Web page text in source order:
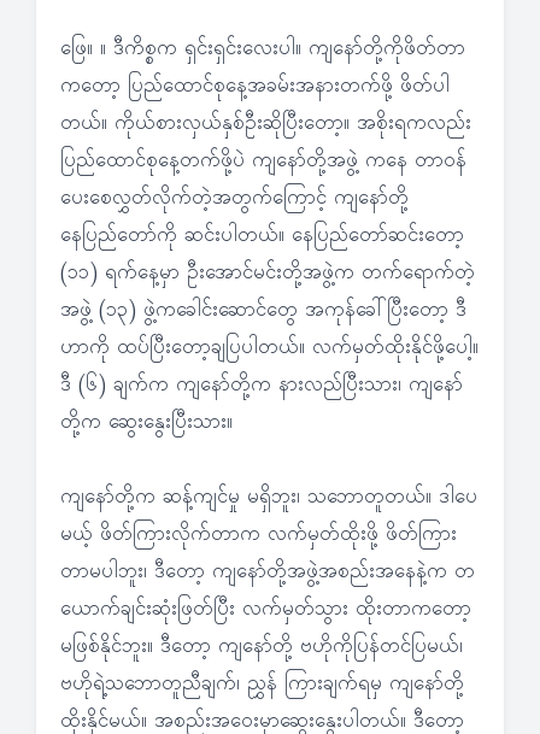
ဖြေ။ ။ ဒီကိစ္စက ရှင်းရှင်းလေးပါ။ ကျနော်တို့ကိုဖိတ်တာ
ကတော့ ပြည်ထောင်စုနေ့အခမ်းအနားတက်ဖို့ ဖိတ်ပါ
တယ်။ ကိုယ်စားလှယ်နှစ်ဦးဆိုပြီးတော့။ အစိုးရကလည်း
ပြည်ထောင်စုနေ့တက်ဖို့ပဲ ကျနော်တို့အဖွဲ့ ကနေ တာဝန်
ပေးစေလွှတ်လိုက်တဲ့အတွက်ကြောင့် ကျနော်တို့
နေပြည်တော်ကို ဆင်းပါတယ်။ နေပြည်တော်ဆင်းတော့
(၁၁) ရက်နေ့မှာ ဦးအောင်မင်းတို့အဖွဲ့က တက်ရောက်တဲ့
အဖွဲ့ (၁၃) ဖွဲ့ကခေါင်းဆောင်တွေ အကုန်ခေါ်ပြီးတော့ ဒီ
ဟာကို ထပ်ပြီးတော့ချပြပါတယ်။ လက်မှတ်ထိုးနိုင်ဖို့ပေါ့။
ဒီ (၆) ချက်က ကျနော်တို့က နားလည်ပြီးသား၊ ကျနော်
တို့က ဆွေးနွေးပြီးသား။
ကျနော်တို့က ဆန့်ကျင်မှု မရှိဘူး၊ သဘောတူတယ်။ ဒါပေ
မယ့် ဖိတ်ကြားလိုက်တာက လက်မှတ်ထိုးဖို့ ဖိတ်ကြား
တာမပါဘူး၊ ဒီတော့ ကျနော်တို့အဖွဲ့အစည်းအနေနဲ့က တ
ယောက်ချင်းဆုံးဖြတ်ပြီး လက်မှတ်သွား ထိုးတာကတော့
မဖြစ်နိုင်ဘူး။ ဒီတော့ ကျနော်တို့ ဗဟိုကိုပြန်တင်ပြမယ်၊
ဗဟိုရဲ့သဘောတူညီချက်၊ ညွှန် ကြားချက်ရမှ ကျနော်တို့
ထိုးနိုင်မယ်။ အစည်းအဝေးမှာဆွေးနွေးပါတယ်။ ဒီတော့